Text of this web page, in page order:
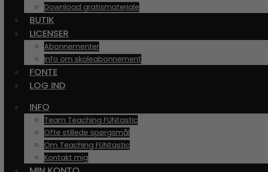
Download gratismateriale
BUTIK
LICENSER
Abonnementer
Info om skoleabonnement
FONTE
LOG IND
INFO
Team Teaching FUNtastic
Ofte stillede spørgsmål
Om Teaching FUNtastic
Kontakt mig